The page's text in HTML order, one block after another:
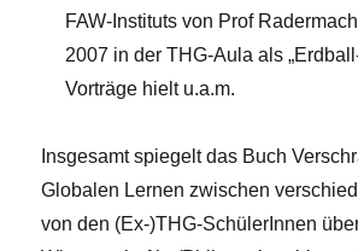
FAW-Instituts von Prof
2007 in der THG-Aula als
Vorträge hielt u.a.m.
Insgesamt spiegelt das Buch
Globalen Lernen zwischen
von den (Ex-)THG-SchülerInnen